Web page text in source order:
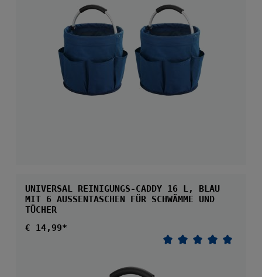
UNIVERSAL REINIGUNGS-CADDY 16 L, BLAU
MIT 6 AUSSENTASCHEN FÜR SCHWÄMME UND T
ÜCHER
Regulärer Preis:
€ 14,99*